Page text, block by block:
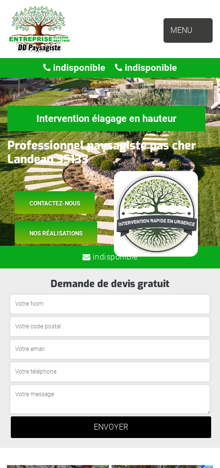
MENU
indisponible indisponible
Intervention élagage en hauteur
Professionnel paysagiste pas cher
Landean 35133
CONTACTEZ-NOUS
NOS RÉALISATIONS
indisponible
Demande de devis gratuit